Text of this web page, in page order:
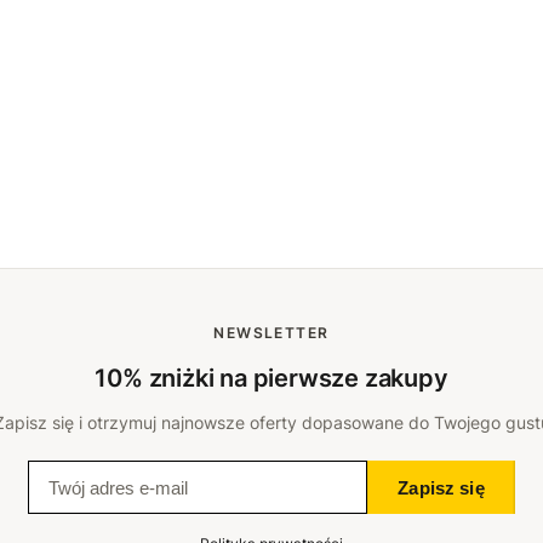
NEWSLETTER
10% zniżki na pierwsze zakupy
się i otrzymuj najnowsze oferty dopasowane do Twojego
Zapisz się